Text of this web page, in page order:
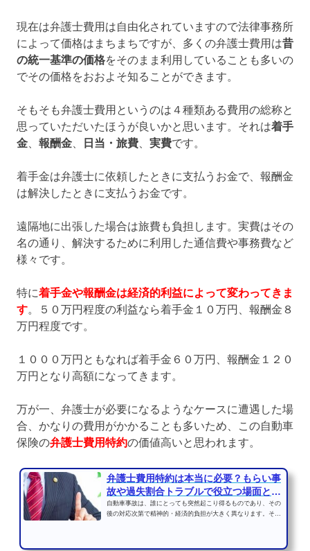
現在は弁護士費用は自由化されていますので法律事務所
によって価格はまちまちですが、多くの弁護士費用は昔
の統一基準の価格をそのまま利用していることも多いの
でその価格をおおよそ知ることができます。
そもそも弁護士費用というのは４種類ある費用の総称と
思っていただいたほうが良いかと思います。それは着手
金
報酬金 日当・旅費 実費です。
着手金は弁護士に依頼したときに支払うお金で、報酬金
は解決したときに支払うお金です。
遠隔地に出張した場合は旅費も負担します。実費はその
名の通り、解決するために利用した通信費や事務費など
様々です。
特に着手金や報酬金は経済的利益によって変わってきま
す。５０万円程度の利益なら着手金１０万円、報酬金８
万円程度です。
１０００万円ともなれば着手金６０万円、報酬金１２０
万円となり高額になってきます。
万が一、弁護士が必要になるようなケースに遭遇した場
合、かなりの費用がかかることも多いため、この自動車
保険の弁護士費用特約の価値高いと思われます。
弁護士費用特約は本当に必要？もらい事
故や過失割合トラブルで役立つ場面と加
入目安
自動車事故は、誰にとっても突然起こり得るものであり、その
後の対応次第で精神的・経済的負担が大きく異なります。そん